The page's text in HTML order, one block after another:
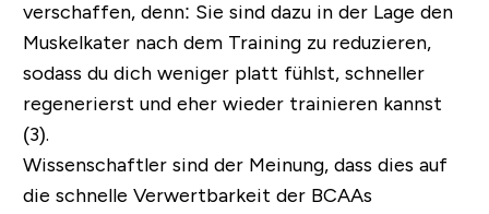
verschaffen, denn: Sie sind dazu in der Lage den
Muskelkater nach dem Training zu reduzieren,
sodass du dich weniger platt fühlst, schneller
regenerierst und eher wieder trainieren kannst
(3).
Wissenschaftler sind der Meinung, dass dies auf
die schnelle Verwertbarkeit der BCAAs